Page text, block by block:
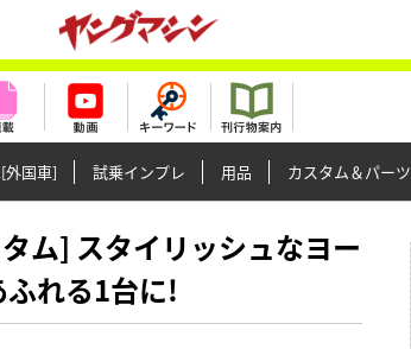
外国車] 試乗インプレ 用品 カスタム＆パーツ
ム] スタイリッシュなヨー
れる1台に!